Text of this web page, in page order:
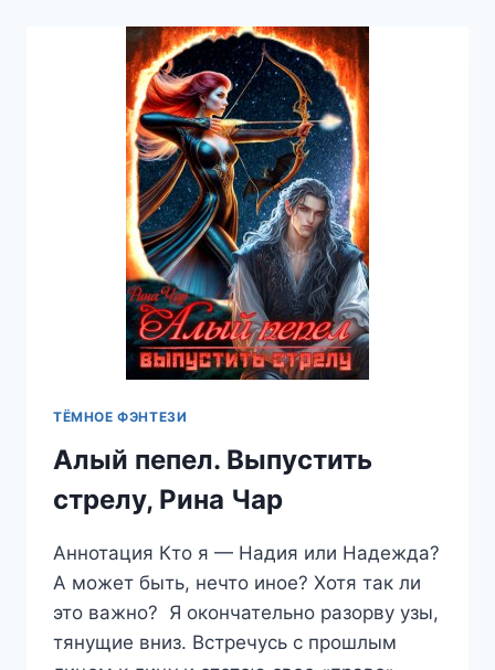
ЛЕРА
ВИННЕР
ТЁМНОЕ ФЭНТЕЗИ
Алый пепел. Выпустить
стрелу, Рина Чар
Аннотация Кто я — Надия или Надежда?
А может быть, нечто иное? Хотя так ли
это важно? Я окончательно разорву узы,
тянущие вниз. Встречусь с прошлым